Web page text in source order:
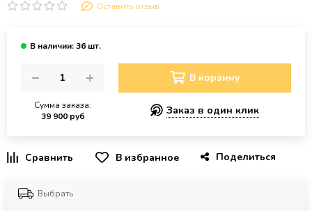
Оставить отзыв
Сумма заказа:
39 900 руб
В корзину
Заказ в один клик
В избранное Поделиться
Выбрать